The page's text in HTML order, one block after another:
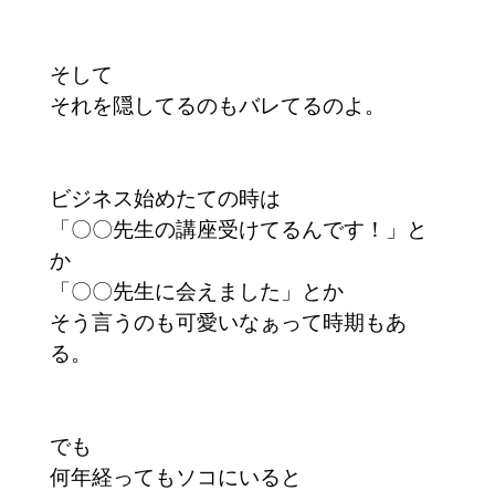
そして
それを隠してるのもバレてるのよ。
ビジネス始めたての時は
「〇〇先生の講座受けてるんです！」と
か
「〇〇先生に会えました」とか
そう言うのも可愛いなぁって時期もあ
る。
でも
何年経ってもソコにいると